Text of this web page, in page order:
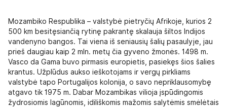
Mozambiko Respublika – valstybė pietryčių Afrikoje, kurios 2
500 km besitęsiančią rytinę pakrantę skalauja šiltos Indijos
vandenyno bangos. Tai viena iš seniausių šalių pasaulyje, jau
prieš daugiau kaip 2 mln. metų čia gyveno žmonės. 1498 m.
Vasco da Gama buvo pirmasis europietis, pasiekęs šios šalies
krantus. Užplūdus aukso ieškotojams ir vergų pirkliams
valstybė tapo Portugalijos kolonija, o savo nepriklausomybę
atgavo tik 1975 m. Dabar Mozambikas vilioja įspūdingomis
žydrosiomis lagūnomis, idiliškomis mažomis salytėmis smėlėtais